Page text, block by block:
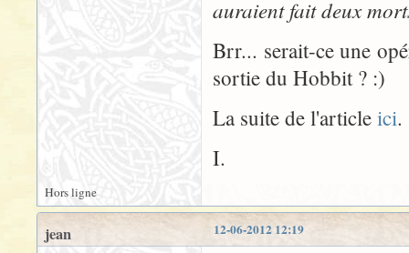
auraient fait deux
Brr... serait-ce une
sortie du Hobbit ? :)
La suite de l'article ici.
I.
Hors ligne
12-06-2012 12:19
jean